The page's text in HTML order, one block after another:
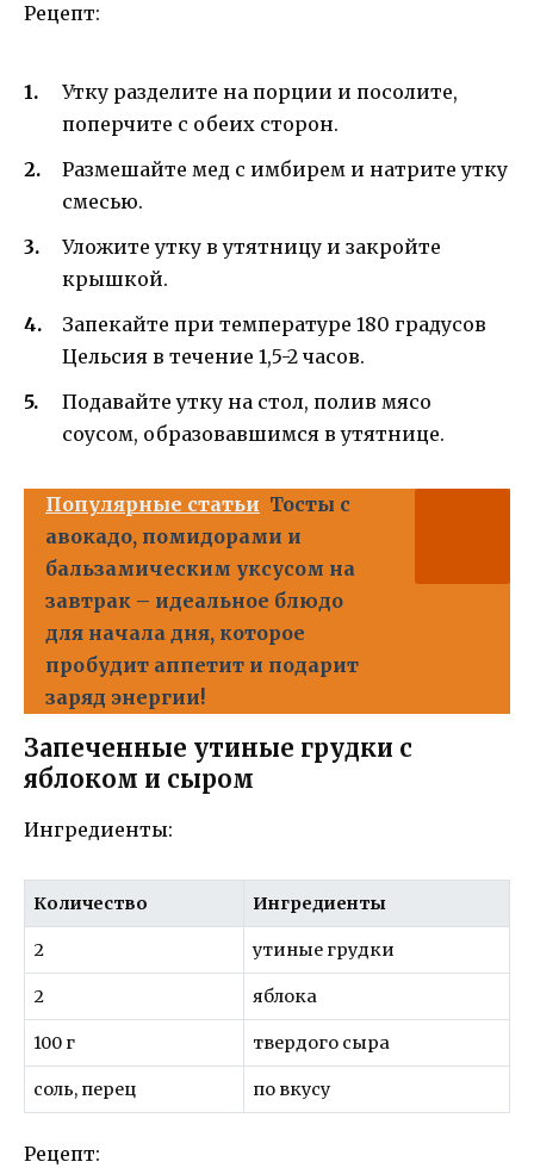
Рецепт:
Утку разделите на порции и посолите,
поперчите с обеих сторон.
Размешайте мед с имбирем и натрите утку
смесью.
Уложите утку в утятницу и закройте
крышкой.
Запекайте при температуре 180 градусов
Цельсия в течение 1,5-2 часов.
Подавайте утку на стол, полив мясо
соусом, образовавшимся в утятнице.
Популярные статьи Тосты с
авокадо, помидорами и
бальзамическим уксусом на
завтрак – идеальное блюдо
для начала дня, которое
пробудит аппетит и подарит
заряд энергии!
Запеченные утиные грудки с
яблоком и сыром
Ингредиенты:
Количество Ингредиенты
2 утиные грудки
2 яблока
100 г твердого сыра
соль, перец по вкусу
Рецепт: